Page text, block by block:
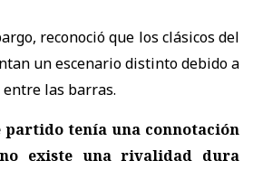
reconoció que los clásicos del
un escenario distinto debido a
las barras.
partido tenía una connotación
existe una rivalidad dura